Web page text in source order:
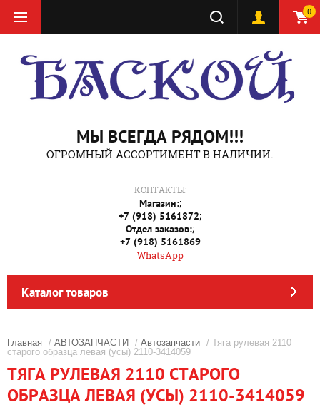
0
МЫ ВСЕГДА РЯДОМ!!!
ОГРОМНЫЙ АССОРТИМЕНТ В НАЛИЧИИ.
КОНТАКТЫ:
Магазин:;
+7 (918) 5161872;
Отдел заказов:;
+7 (918) 5161869
WhatsApp
Каталог товаров
Главная / АВТОЗАПЧАСТИ / Автозапчасти / Тяга рулевая 2110
старого образца левая (усы) 2110-3414059
ТЯГА РУЛЕВАЯ 2110 СТАРОГО
ОБРАЗЦА ЛЕВАЯ (УСЫ) 2110-3414059